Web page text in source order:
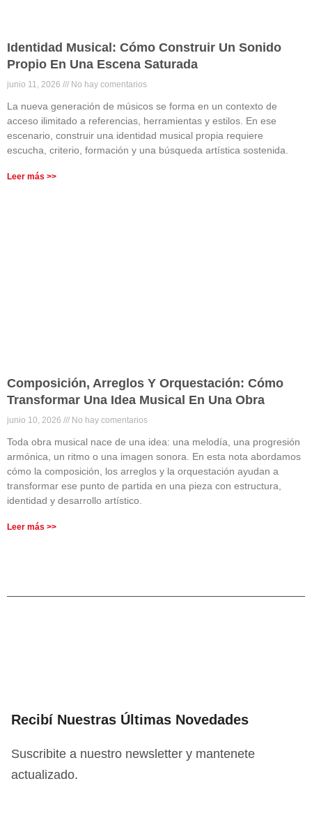
Identidad Musical: Cómo Construir Un Sonido
Propio En Una Escena Saturada
junio 11, 2026 No hay comentarios
La nueva generación de músicos se forma en un contexto de
acceso ilimitado a referencias, herramientas y estilos. En ese
escenario, construir una identidad musical propia requiere
escucha, criterio, formación y una búsqueda artística sostenida.
Leer más >>
Composición, Arreglos Y Orquestación: Cómo
Transformar Una Idea Musical En Una Obra
junio 10, 2026 No hay comentarios
Toda obra musical nace de una idea: una melodía, una progresión
armónica, un ritmo o una imagen sonora. En esta nota abordamos
cómo la composición, los arreglos y la orquestación ayudan a
transformar ese punto de partida en una pieza con estructura,
identidad y desarrollo artístico.
Leer más >>
Recibí Nuestras Últimas Novedades
Suscribite a nuestro newsletter y mantenete
actualizado.